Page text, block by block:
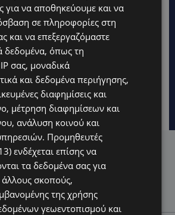
ο επίσημος συνεργάτης του
της Βενετίας
για να αποθηκεύουμε και να
σε πληροφορίες στη
και να επεξεργαζόμαστε
δεδομένα, όπως τη
σας, μοναδικά
και δεδομένα περιήγησης,
διαφημίσεις και
μέτρηση διαφημίσεων και
ανάλυση κοινού και
Προμηθευτές
ενδέχεται επίσης να
τα δεδομένα σας για
άλλους σκοπούς,
της χρήσης
γεωεντοπισμού και